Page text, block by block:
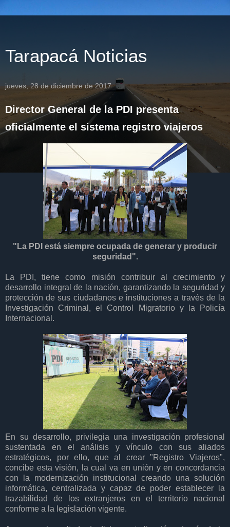
Tarapacá Noticias
jueves, 28 de diciembre de 2017
Director General de la PDI presenta
oficialmente el sistema registro viajeros
"La PDI está siempre ocupada de generar y producir
seguridad".
La PDI, tiene como misión contribuir al crecimiento y
desarrollo integral de la nación, garantizando la seguridad y
protección de sus ciudadanos e instituciones a través de la
Investigación Criminal, el Control Migratorio y la Policía
Internacional.
En su desarrollo, privilegia una investigación profesional
sustentada en el análisis y vínculo con sus aliados
estratégicos, por ello, que al crear "Registro Viajeros",
concibe esta visión, la cual va en unión y en concordancia
con la modernización institucional creando una solución
informática, centralizada y capaz de poder establecer la
trazabilidad de los extranjeros en el territorio nacional
conforme a la legislación vigente.